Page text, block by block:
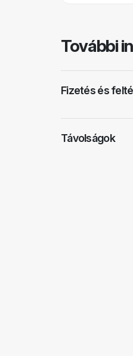
További
Fizetés és
Távolságok